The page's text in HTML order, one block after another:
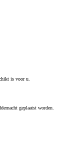
is voor u.
geplaatst worden.